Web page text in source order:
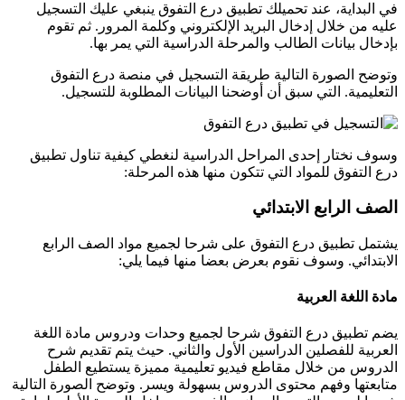
في البداية، عند تحميلك تطبيق درع التفوق ينبغي عليك التسجيل
عليه من خلال إدخال البريد الإلكتروني وكلمة المرور. ثم تقوم
بإدخال بيانات الطالب والمرحلة الدراسية التي يمر بها.
وتوضح الصورة التالية طريقة التسجيل في منصة درع التفوق
التعليمية. التي سبق أن أوضحنا البيانات المطلوبة للتسجيل.
وسوف نختار إحدى المراحل الدراسية لنغطي كيفية تناول تطبيق
درع التفوق للمواد التي تتكون منها هذه المرحلة:
الصف الرابع الابتدائي
يشتمل تطبيق درع التفوق على شرحا لجميع مواد الصف الرابع
الابتدائي. وسوف نقوم بعرض بعضا منها فيما يلي:
مادة اللغة العربية
يضم تطبيق درع التفوق شرحا لجميع وحدات ودروس مادة اللغة
العربية للفصلين الدراسين الأول والثاني. حيث يتم تقديم شرح
الدروس من خلال مقاطع فيديو تعليمية مميزة يستطيع الطفل
متابعتها وفهم محتوى الدروس بسهولة ويسر. وتوضح الصورة التالية